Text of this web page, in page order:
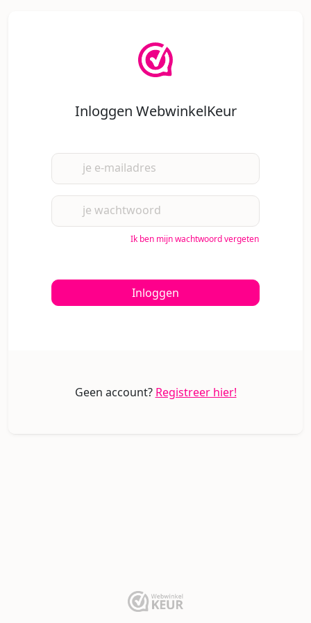
Inloggen WebwinkelKeur
je e-mailadres
je wachtwoord
Ik ben mijn wachtwoord vergeten
Inloggen
Geen account? Registreer hier!